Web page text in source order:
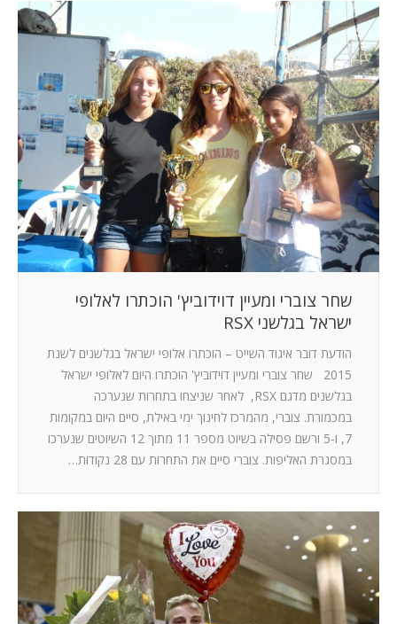
שחר צוברי ומעיין דוידוביץ' הוכתרו לאלופי
ישראל בגלשני RSX
הודעת דובר איגוד השייט – הוכתרו אלופי ישראל בגלשנים לשנת
2015 שחר צוברי ומעיין דוידוביץ' הוכתרו היום לאלופי ישראל
בגלשנים מדגם RSX, לאחר שניצחו בתחרות שנערכה
במכמורת. צוברי, מהמרכז לחינוך ימי באילת, סיים היום במקומות
7, ו-5 ורשם פסילה בשיוט מספר 11 מתוך 12 השיוטים שנערכו
במסגרת האליפות. צוברי סיים את התחרות עם 28 נקודות…